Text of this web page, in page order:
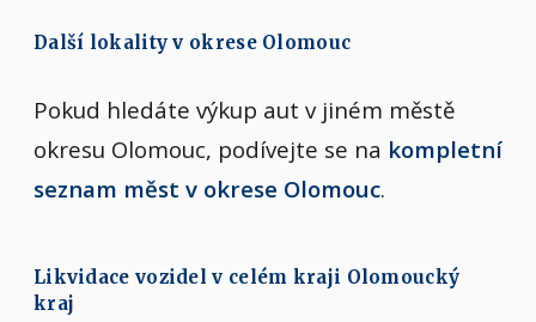
Další lokality v okrese Olomouc
Pokud hledáte výkup aut v jiném městě
okresu Olomouc, podívejte se na kompletní
seznam měst v okrese Olomouc.
Likvidace vozidel v celém kraji Olomoucký
kraj